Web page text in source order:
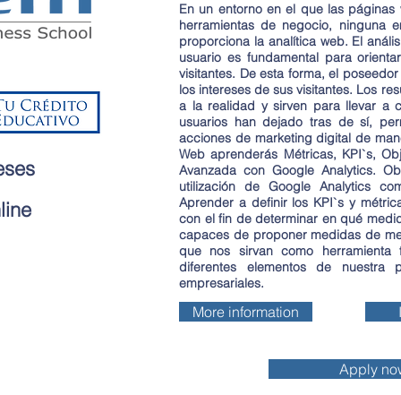
En un entorno en el que las
herramientas de negocio, ninguna
proporciona la analítica web. El
usuario es fundamental para
visitantes. De esta forma, el
los intereses de sus visitantes. Los
a la realidad y sirven para llevar a
usuarios han dejado tras de sí,
acciones de marketing digital de
Web aprenderás Métricas, KPI`s,
Avanzada con Google Analytics.
utilización de Google Analytics
Aprender a definir los KPI`s y
con el fin de determinar en qué
capaces de proponer medidas de
que nos sirvan como
diferentes elementos de nuestra
empresariales.
More information
Apply